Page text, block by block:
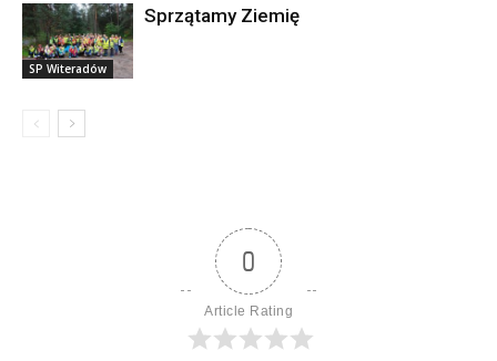
SP Witeradów
Sprzątamy Ziemię
0
Article Rating